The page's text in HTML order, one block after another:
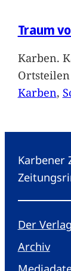
Traum
Karben.
Ortsteilen
Karben,
Karbener
Der Verlag
Archiv